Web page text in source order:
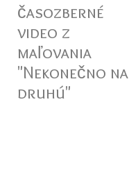
časozberné
video z
maľovania
"Nekonečno na
druhú"